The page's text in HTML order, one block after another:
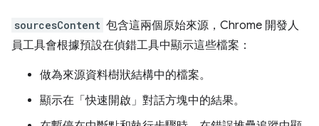
sourcesContent 包含這兩個原始來源，Chrome 開發人
員工具會根據預設在偵錯工具中顯示這些檔案：
做為來源資料樹狀結構中的檔案。
顯示在「快速開啟」對話方塊中的結果。